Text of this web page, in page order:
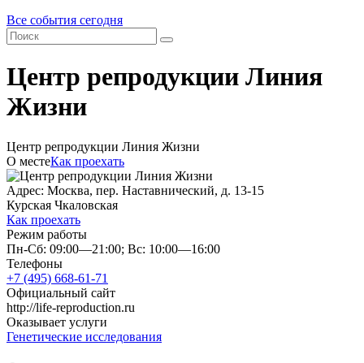
Все события сегодня
Центр репродукции Линия
Жизни
Центр репродукции Линия Жизни
О местеКак проехать
Адрес: Москва, пер. Наставнический, д. 13-15
Курская Чкаловская
Как проехать
Режим работы
Пн-Сб: 09:00—21:00; Вс: 10:00—16:00
Телефоны
+7 (495) 668-61-71
Официальный сайт
http://life-reproduction.ru
Оказывает услуги
Генетические исследования